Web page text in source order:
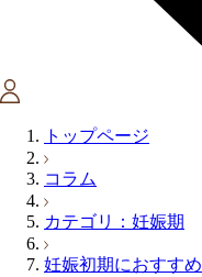
トップページ
コラム
カテゴリ：妊娠期
妊娠初期におすす